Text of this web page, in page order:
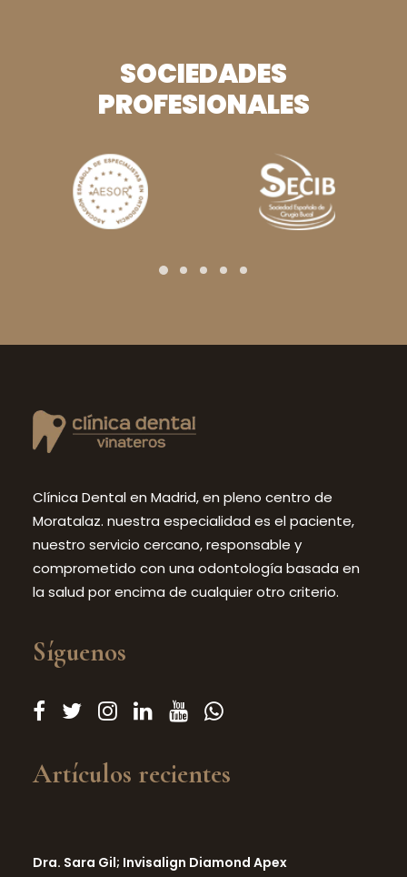
SOCIEDADES
PROFESIONALES
Clínica Dental en Madrid, en pleno centro de
Moratalaz. nuestra especialidad es el paciente,
nuestro servicio cercano, responsable y
comprometido con una odontología basada en
la salud por encima de cualquier otro criterio.
Síguenos
Artículos recientes
Dra. Sara Gil; Invisalign Diamond Apex